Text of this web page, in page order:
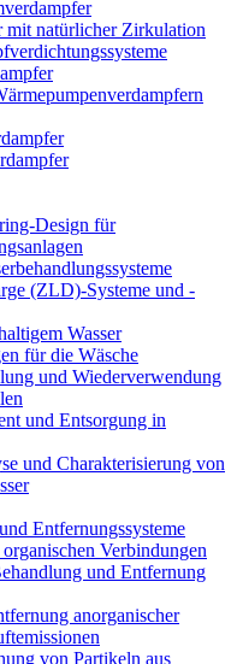
mit natürlicher Zirkulation
Design für
(ZLD)-Systeme und -
Wasser
für die Wäsche
und Wiederverwendung
und Entsorgung in
und Charakterisierung von
Entfernungssysteme
Verbindungen
und Entfernung
anorganischer
von Partikeln aus